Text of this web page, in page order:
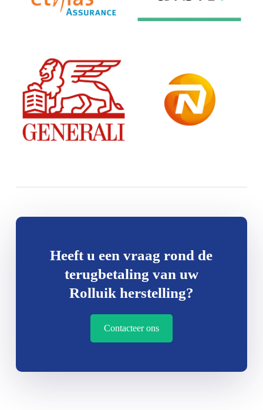
Heeft u een vraag rond de
terugbetaling van uw
Rolluik herstelling?
Contacteer ons